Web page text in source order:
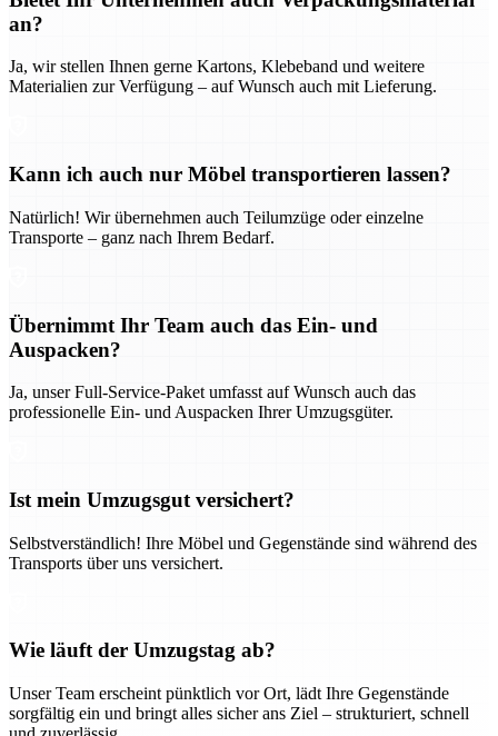
an?
Ja, wir stellen Ihnen gerne Kartons, Klebeband und weitere
Materialien zur Verfügung – auf Wunsch auch mit Lieferung.
Kann ich auch nur Möbel transportieren lassen?
Natürlich! Wir übernehmen auch Teilumzüge oder einzelne
Transporte – ganz nach Ihrem Bedarf.
Übernimmt Ihr Team auch das Ein- und
Auspacken?
Ja, unser Full-Service-Paket umfasst auf Wunsch auch das
professionelle Ein- und Auspacken Ihrer Umzugsgüter.
Ist mein Umzugsgut versichert?
Selbstverständlich! Ihre Möbel und Gegenstände sind während des
Transports über uns versichert.
Wie läuft der Umzugstag ab?
Unser Team erscheint pünktlich vor Ort, lädt Ihre Gegenstände
sorgfältig ein und bringt alles sicher ans Ziel – strukturiert, schnell